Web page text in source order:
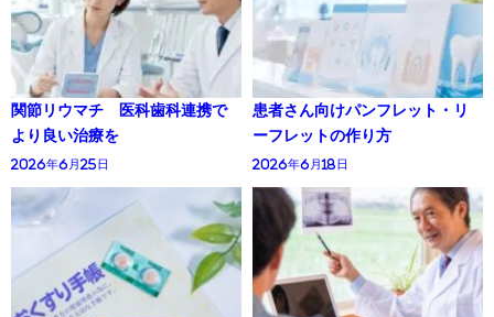
関節リウマチ 医科歯科連携で
より良い治療を
2026年6月25日
患者さん向けパンフレット・リ
ーフレットの作り方
2026年6月18日